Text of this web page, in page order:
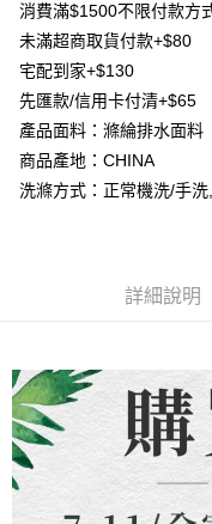
1.分期款項不併入電信帳單
醒簡訊。
2.透過簡訊連結打開帳單後
帳／街口支付／iPASS
1.本服務係由「台灣大哥大
用戶於交易時，得透過本服
買賣價金債權讓與本公司後
2.基於同意付款使用「大哥
【「AFTEE先享後付」結帳
１．於結帳方式選擇「
結帳頁面，進行簡訊認證並
２．訂單成立數日內，您將
３．收到繳費通知簡訊後14
ATM／網路銀行／等多元方
※ 請注意：結帳手續完成當
購買商品的店家。未經商家
後付繳納相關費用。
２．關於個人資料處理事宜
https://aftee.tw/terms/
３．未成年的使用者請事先
「AFTEE先享後付」，若
任。
４．使用「AFTEE先享後
時審查核予不同之上限額度
全家取貨付款
每筆NT$80，滿
7-11取貨付款
每筆NT$80，滿
先付款宅配到府
每筆NT$130，滿
消費滿$1500不限付款方
未滿超商取貨付款+$80
宅配到家+$130
先匯款/信用卡付清+$65
產品面料：滌綸排水面料
商品產地：CHINA
洗滌方式：正常機洗/手
詳細說明